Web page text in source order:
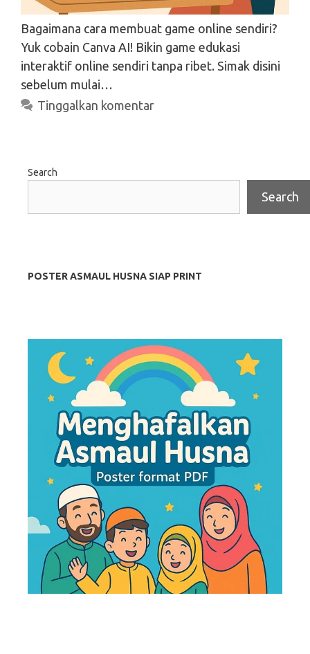
Bagaimana cara membuat game online sendiri?
Yuk cobain Canva AI! Bikin game edukasi
interaktif online sendiri tanpa ribet. Simak disini
sebelum mulai…
Tinggalkan komentar
Search
Search
POSTER ASMAUL HUSNA SIAP PRINT